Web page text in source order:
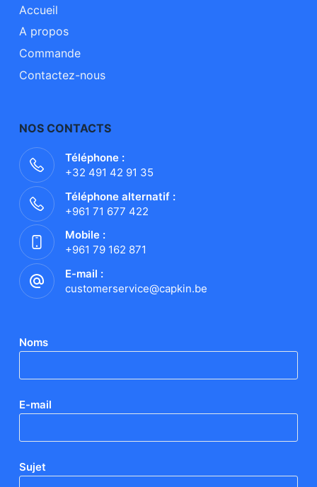
Accueil
A propos
Commande
Contactez-nous
NOS CONTACTS
Téléphone :
+32 491 42 91 35
Téléphone alternatif :
+961 71 677 422
Mobile :
+961 79 162 871
E-mail :
customerservice@capkin.be
Noms
E-mail
Sujet